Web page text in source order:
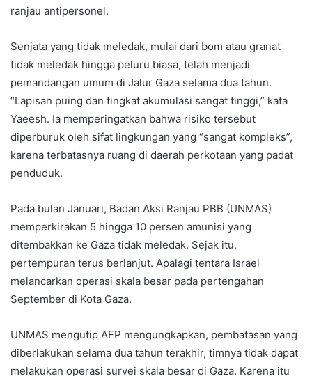
ranjau antipersonel.
Senjata yang tidak meledak, mulai dari bom atau granat
tidak meledak hingga peluru biasa, telah menjadi
pemandangan umum di Jalur Gaza selama dua tahun.
“Lapisan puing dan tingkat akumulasi sangat tinggi,” kata
Yaeesh. Ia memperingatkan bahwa risiko tersebut
diperburuk oleh sifat lingkungan yang “sangat kompleks”,
karena terbatasnya ruang di daerah perkotaan yang padat
penduduk.
Pada bulan Januari, Badan Aksi Ranjau PBB (UNMAS)
memperkirakan 5 hingga 10 persen amunisi yang
ditembakkan ke Gaza tidak meledak. Sejak itu,
pertempuran terus berlanjut. Apalagi tentara Israel
melancarkan operasi skala besar pada pertengahan
September di Kota Gaza.
UNMAS mengutip AFP mengungkapkan, pembatasan yang
diberlakukan selama dua tahun terakhir, timnya tidak dapat
melakukan operasi survei skala besar di Gaza. Karena itu